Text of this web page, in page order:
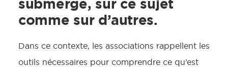
submerge, sur ce sujet
comme sur d’autres.
Dans ce contexte, les associations rappellent les
outils nécessaires pour comprendre ce qu’est